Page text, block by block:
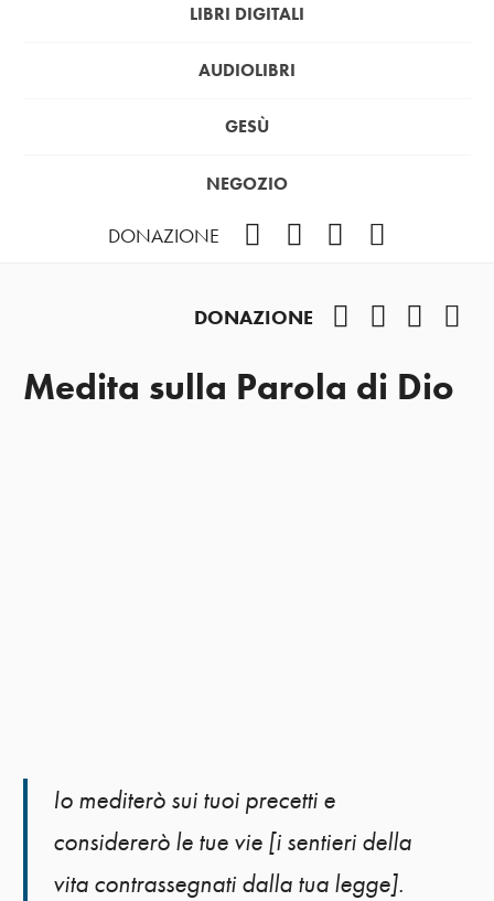
LIBRI DIGITALI
AUDIOLIBRI
GESÙ
NEGOZIO
DONAZIONE
DONAZIONE
Medita sulla Parola di Dio
Io mediterò sui tuoi precetti e
considererò le tue vie [i sentieri della
vita contrassegnati dalla tua legge].